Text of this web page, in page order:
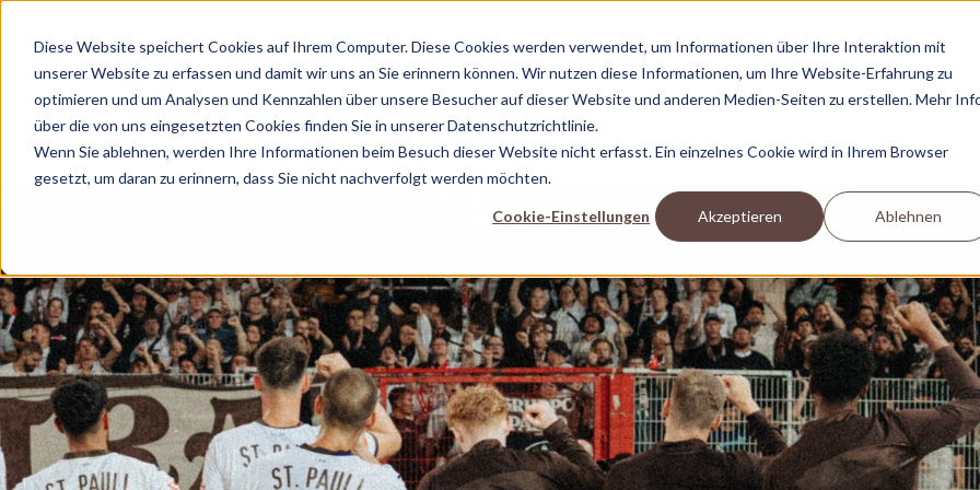
Diese Website speichert Cookies auf Ihrem Computer. Diese Cookies werden verwendet, um Informationen über Ihre Interaktion mit
unserer Website zu erfassen und damit wir uns an Sie erinnern können. Wir nutzen diese Informationen, um Ihre Website-Erfahrung zu
optimieren und um Analysen und Kennzahlen über unsere Besucher auf dieser Website und anderen Medien-Seiten zu erstellen. Mehr
über die von uns eingesetzten Cookies finden Sie in unserer Datenschutzrichtlinie.
Wenn Sie ablehnen, werden Ihre Informationen beim Besuch dieser Website nicht erfasst. Ein einzelnes Cookie wird in Ihrem Browser
gesetzt, um daran zu erinnern, dass Sie nicht nachverfolgt werden möchten.
Cookie-Einstellungen Akzeptieren Ablehnen
ZURÜCK